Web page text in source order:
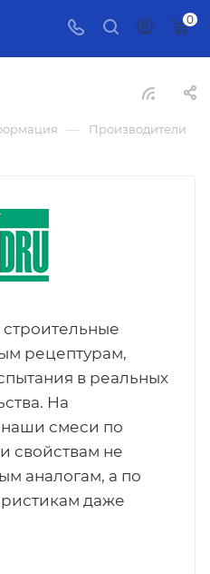
0
— Производители
строительные
рецептурам,
в реальных
На
смеси по
свойствам не
аналогам, а по
даже